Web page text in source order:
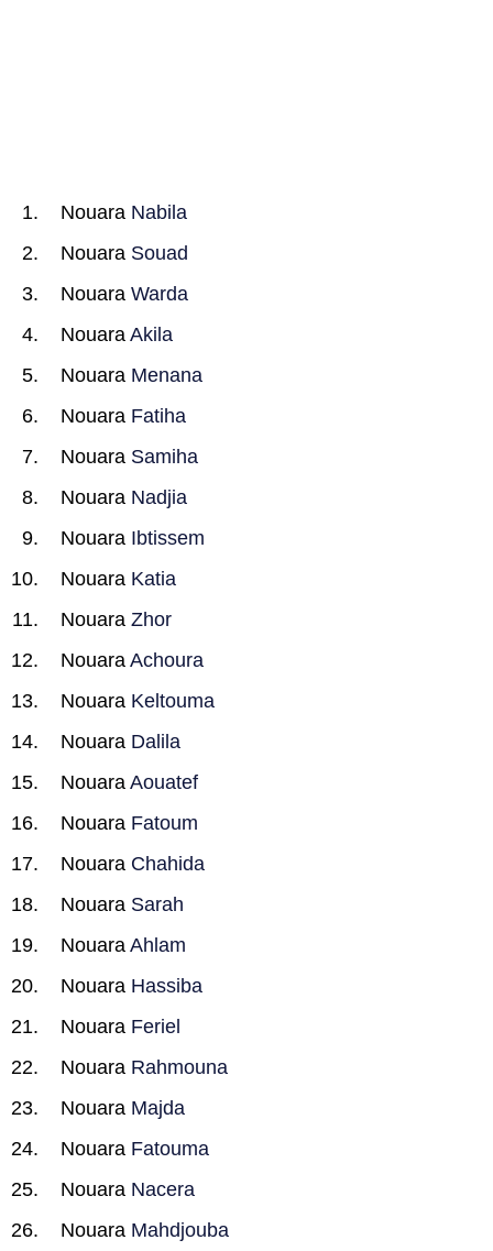
Nouara Nabila
Nouara Souad
Nouara Warda
Nouara Akila
Nouara Menana
Nouara Fatiha
Nouara Samiha
Nouara Nadjia
Nouara Ibtissem
Nouara Katia
Nouara Zhor
Nouara Achoura
Nouara Keltouma
Nouara Dalila
Nouara Aouatef
Nouara Fatoum
Nouara Chahida
Nouara Sarah
Nouara Ahlam
Nouara Hassiba
Nouara Feriel
Nouara Rahmouna
Nouara Majda
Nouara Fatouma
Nouara Nacera
Nouara Mahdjouba